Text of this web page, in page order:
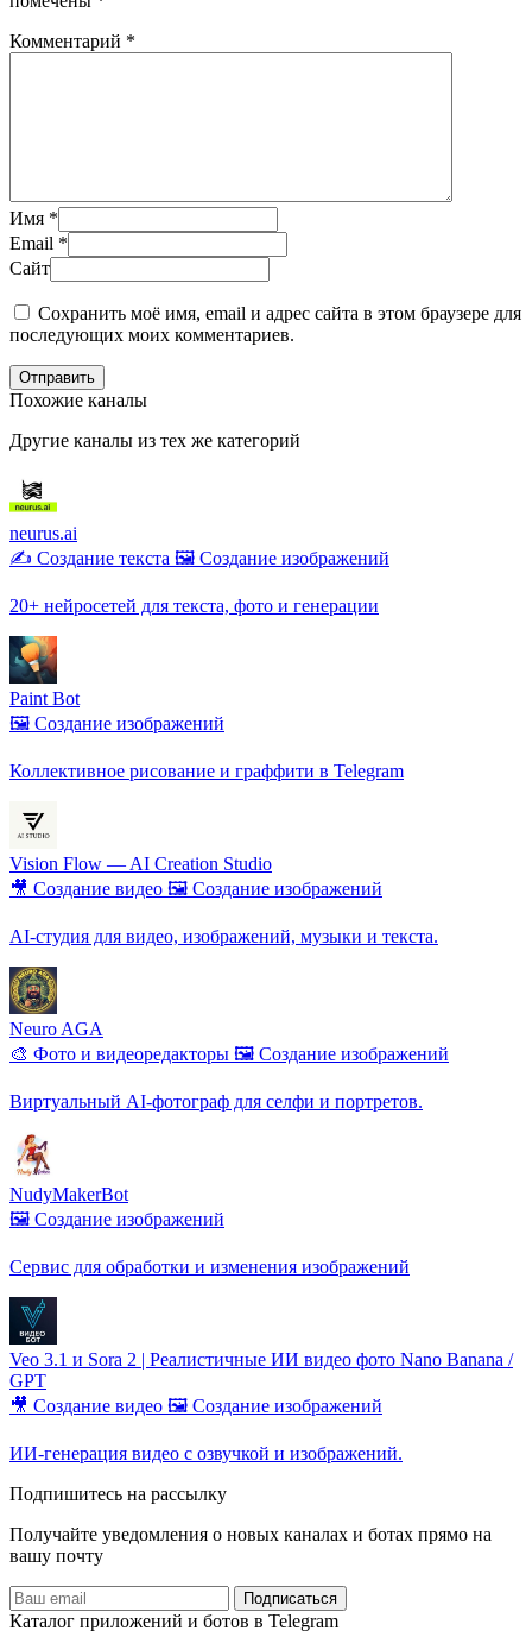
Комментарий *
Имя *
Email *
Сайт
Сохранить моё имя, email и адрес сайта в этом браузере для
последующих моих комментариев.
Отправить
Похожие каналы
Другие каналы из тех же категорий
neurus.ai
✍️ Создание текста 🖼️ Создание изображений
20+ нейросетей для текста, фото и генерации
Paint Bot
🖼️ Создание изображений
Коллективное рисование и граффити в Telegram
Vision Flow — AI Creation Studio
🎥 Создание видео 🖼️ Создание изображений
AI-студия для видео, изображений, музыки и текста.
Neuro AGA
🎨 Фото и видеоредакторы 🖼️ Создание изображений
Виртуальный AI‑фотограф для селфи и портретов.
NudyMakerBot
🖼️ Создание изображений
Сервис для обработки и изменения изображений
Veo 3.1 и Sora 2 | Реалистичные ИИ видео фото Nano Banana /
GPT
🎥 Создание видео 🖼️ Создание изображений
ИИ-генерация видео с озвучкой и изображений.
Подпишитесь на рассылку
Получайте уведомления о новых каналах и ботаx прямо на
вашу почту
Подписаться
Каталог приложений и ботов в Telegram